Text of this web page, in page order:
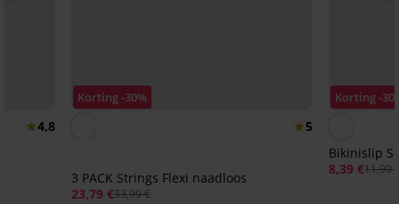
4,8
Korting -30%
5
3 PACK Strings Flexi naadloos
23,79 €33,99 €
Korting -
Bikinislip
8,39 €11,99